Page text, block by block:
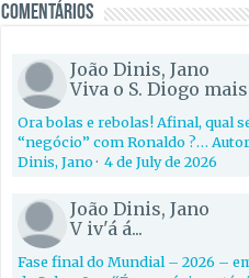
Comentários
João Dinis, Jano
Viva o S. Diogo
Ora bolas e rebolas! Afinal, qual
“negócio” com Ronaldo ?…
Dinis, Jano· 4 de July de 2026
João Dinis, Jano
V iv'á á...
Fase final do Mundial – 2026 –